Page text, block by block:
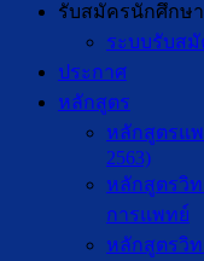
รับสมัครนักศึกษา
ระบบรับส
ประกาศ
หลักสูตร
หลักสูตรแ
2563)
หลักสูตรวิ
การแพทย์
หลักสูตรวิ